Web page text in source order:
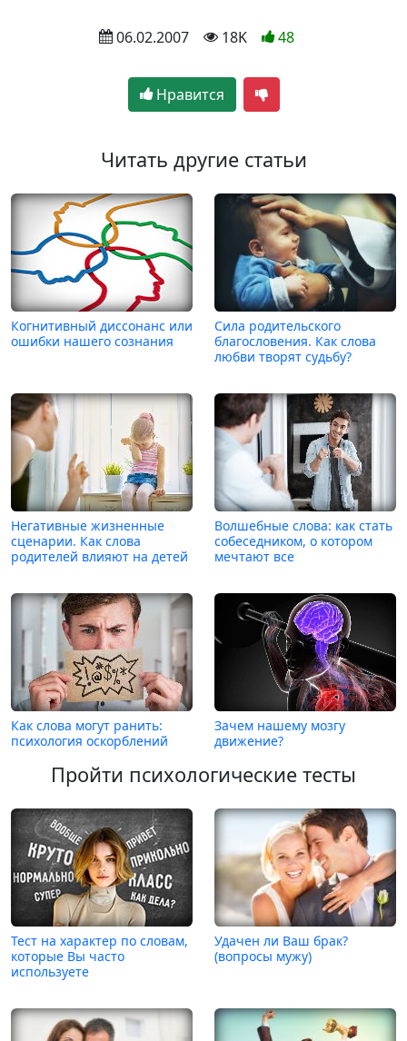
06.02.2007 18K 48
Нравится
Читать другие статьи
Когнитивный диссонанс или
ошибки нашего сознания
Сила родительского
благословения. Как слова
любви творят судьбу?
Негативные жизненные
сценарии. Как слова
родителей влияют на детей
Волшебные слова: как стать
собеседником, о котором
мечтают все
Как слова могут ранить:
психология оскорблений
Зачем нашему мозгу
движение?
Пройти психологические тесты
Тест на характер по словам,
которые Вы часто
используете
Удачен ли Ваш брак?
(вопросы мужу)